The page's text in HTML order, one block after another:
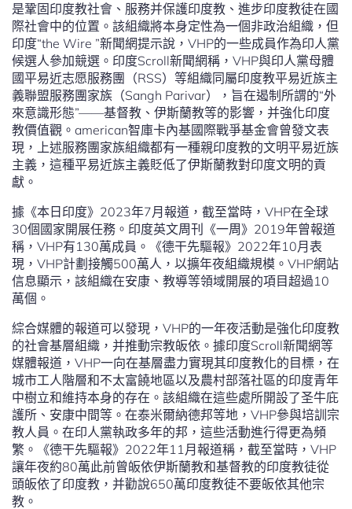
是鞏固印度教社會、服務并保護印度教、進步印度教徒在國
際社會中的位置。該組織將本身定性為一個非政治組織，但
印度“the Wire ”新聞網提示說，VHP的一些成員作為印人黨
候選人參加競選。印度Scroll新聞網稱，VHP與印人黨母體
國平易近志愿服務團（RSS）等組織同屬印度教平易近族主
義聯盟服務團家族（Sangh Parivar），旨在遏制所謂的“外
來意識形態”——基督教、伊斯蘭教等的影響，并強化印度
教價值觀。american智庫卡內基國際戰爭基金會曾發文表
現，上述服務團家族組織都有一種親印度教的文明平易近族
主義，這種平易近族主義貶低了伊斯蘭教對印度文明的貢
獻。
據《本日印度》2023年7月報道，截至當時，VHP在全球
30個國家開展任務。印度英文周刊《一周》2019年曾報道
稱，VHP有130萬成員。《德干先驅報》2022年10月表
現，VHP計劃接觸500萬人，以擴年夜組織規模。VHP網站
信息顯示，該組織在安康、教導等領域開展的項目超過10
萬個。
綜合媒體的報道可以發現，VHP的一年夜活動是強化印度教
的社會基層組織，并推動宗教皈依。據印度Scroll新聞網等
媒體報道，VHP一向在基層盡力實現其印度教化的目標，在
城市工人階層和不太富饒地區以及農村部落社區的印度青年
中樹立和維持本身的存在。該組織在這些處所開設了圣牛庇
護所、安康中間等。在泰米爾納德邦等地，VHP參與培訓宗
教人員。在印人黨執政多年的邦，這些活動進行得更為頻
繁。《德干先驅報》2022年11月報道稱，截至當時，VHP
讓年夜約80萬此前曾皈依伊斯蘭教和基督教的印度教徒從
頭皈依了印度教，并勸說650萬印度教徒不要皈依其他宗
教。